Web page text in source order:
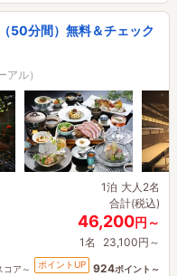
50分間）無料＆チェック
ル）
1泊 大人2名
合計(税込)
46,200円～
1名 23,100円～
ア～ ポイントUP 924ポイント～